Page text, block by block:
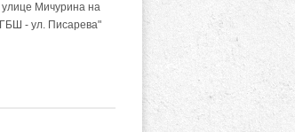
Мичурина на
- ул. Писарева"